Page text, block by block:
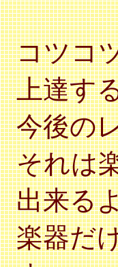
コツコ
上達す
今後の
それは
出来る
楽器だ